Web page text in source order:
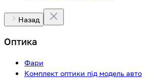
Назад
Оптика
Фари
Комплект оптики під модель авто